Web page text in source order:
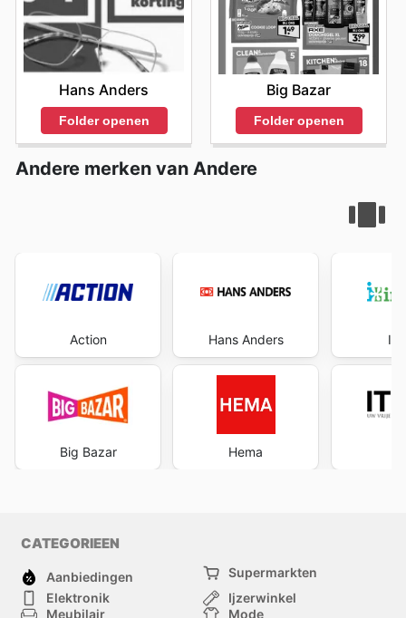
Hans Anders
Folder openen
Big Bazar
Folder openen
Andere merken van Andere
Action
Big Bazar
Hans Anders
Hema
CATEGORIEEN
Aanbiedingen
Supermarkten
Elektronik
Ijzerwinkel
Meubilair
Mode